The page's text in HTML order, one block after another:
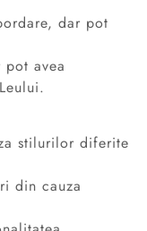
dar pot
avea
stilurilor diferite
din cauza